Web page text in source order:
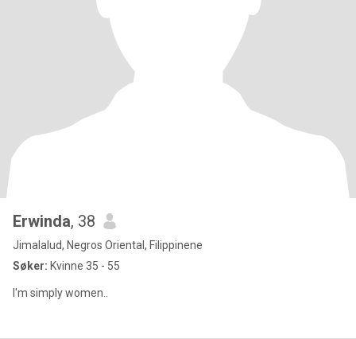
Erwinda, 38
Jimalalud, Negros Oriental, Filippinene
Søker: Kvinne 35 - 55
I'm simply women..